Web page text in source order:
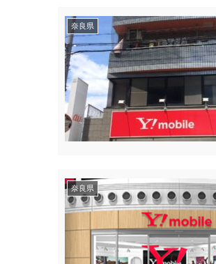
奈良県
奈良県